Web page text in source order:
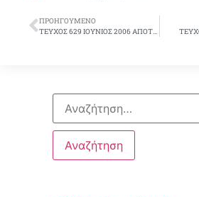
ΠΡΟΗΓΟΎΜΕΝΟ
ΤΕΥΧΟΣ 629 ΙΟΥΝΙΟΣ 2006 ΑΠΟΤΕΛΕΣΜΑΤΑ ΕΚΛΟΓΩΝ Σ.Υ.Ε.Τ.Ε